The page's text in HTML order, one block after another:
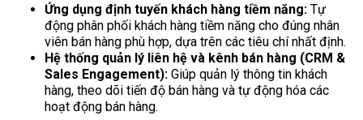
Ứng dụng định tuyến khách hàng tiềm năng: Tự
động phân phối khách hàng tiềm năng cho đúng nhân
viên bán hàng phù hợp, dựa trên các tiêu chí nhất định.
Hệ thống quản lý liên hệ và kênh bán hàng (CRM &
Sales Engagement): Giúp quản lý thông tin khách
hàng, theo dõi tiến độ bán hàng và tự động hóa các
hoạt động bán hàng.